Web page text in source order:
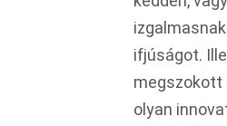
ifjúságot.
megszokott
olyan